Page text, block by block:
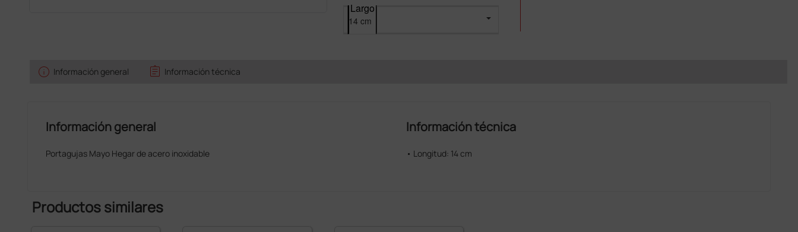
Largo
info Información general assignment Información técnica
Información general
Portagujas Mayo Hegar de acero inoxidable
Información técnica
• Longitud: 14 cm
Productos similares